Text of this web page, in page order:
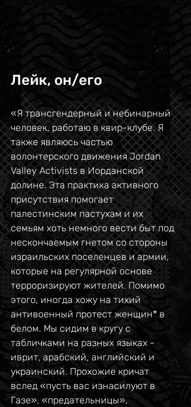
Лейк, он/его
«Я трансгендерный и небинарный
человек, работаю в квир-клубе. Я
также являюсь частью
волонтерского движения Jordan
Valley Activists в Иорданской
долине. Эта практика активного
присутствия помогает
палестинским пастухам и их
семьям хоть немного вести быт под
нескончаемым гнетом со стороны
израильских поселенцев и армии,
которые на регулярной основе
терроризируют жителей. Помимо
этого, иногда хожу на тихий
антивоенный протест женщин* в
белом. Мы сидим в кругу с
табличками на разных языках -
иврит, арабский, английский и
украинский. Прохожие кричат
вслед «пусть вас изнасилуют в
Газе», «предательницы»,